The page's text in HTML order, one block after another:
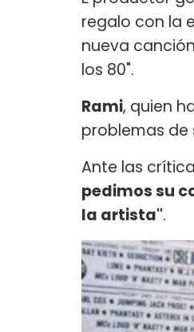
regalo con la
nueva
los 80".
Rami, quien
problemas de
Ante las
pedimos su
la artista".